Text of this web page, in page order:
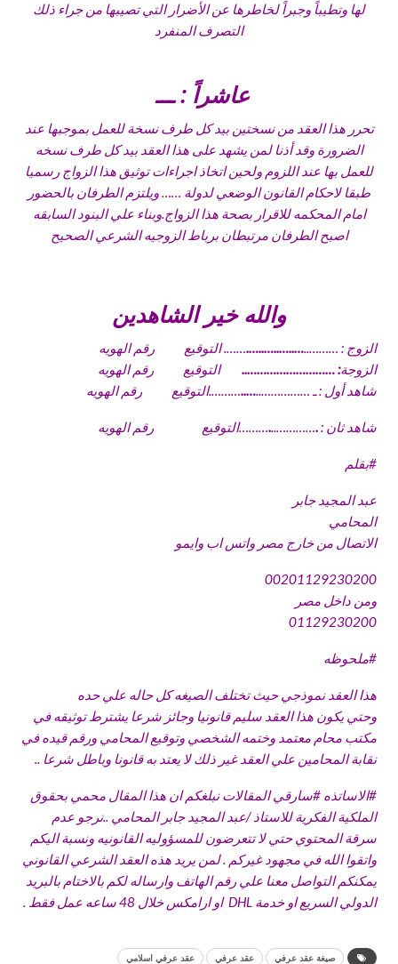
لها وتطيباً وجبراً لخاطرها عن الأضرار التي تصيبها من جراء ذلك
التصرف المنفرد
عاشراً : ـــ
تحرر هذا العقد من نسختين بيد كل طرف نسخة للعمل بموجبها عند
الضرورة وقد أذنا لمن يشهد على هذا العقد بيد كل طرف نسخه
للعمل بها عند اللزوم ولحين اتخاذ اجراءات توثيق هذا الزواج رسميا
طبقا لاحكام القانون الوضعي لدولة …… ويلتزم الطرفان بالحضور
امام المحكمه للاقرار بصحة هذا الزواج.وبناء علي البنود السابقه
اصبح الطرفان مرتبطان برباط الزوجيه الشرعي الصحيح
والله خير الشاهدين
الزوج : ………..…..
…..
…..
….……. التوقيع رقم الهويه
الزوجة: ………………………
.. التوقيع رقم الهويه
شاهد أول : ـ ……………..…..……….التوقيع رقم الهويه
شاهد ثان :.
…………..
.………التوقيع رقم الهويه
#بقلم
عبد المجيد جابر
المحامي
الاتصال من خارج مصر واتس اب وايمو
00201129230200
ومن داخل مصر
01129230200
#ملحوظه
هذا العقد نموذجي حيث تختلف الصيغه كل حاله علي حده
وحتي يكون هذا العقد سليم قانونيا وجائز شرعا يشترط توثيقه في
مكتب محام معتمد وختمه الشخصي وتوقيع المحامي ورقم قيده في
نقابة المحامين علي العقد غير ذلك لا يعتد به قانونا وباطل شرعا ..
#الاساتذه #سارقيالمقالات نبلغكم ان هذا المقال محمي بحقوق
الملكية الفكرية للاستاذ /عبد المجيد جابر المحامي ..نرجو عدم
سرقة المحتوي حتي لا تتعرضون للمسؤوليه القانونيه ونسبة اليكم
واتقوا الله في مجهود غيركم . لمن يريد هذه العقد الشرعي القانوني
يمكنكم التواصل معنا علي رقم الهاتف وارساله لكم بالاختام بالبريد
الدولي السريع او خدمة DHL او ارامكس خلال 48 ساعه عمل فقط .
صيغة عقد عرفي عقد عرفي
عقد عرفي اسلامي